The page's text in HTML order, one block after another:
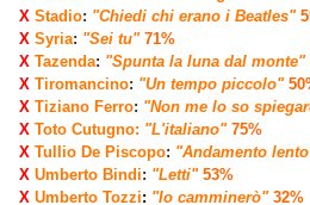
X Stadio: "Chiedi chi erano i Beatles"
X Syria: "Sei tu"71%
X Tazenda: "Spunta la luna dal monte"
X Tiromancino: "Un tempo piccolo"
X Tiziano Ferro: "Non me lo so
X Toto Cutugno: "L'italiano"75%
X Tullio De Piscopo: "Andamento
X Umberto Bindi: "Letti"53%
X Umberto Tozzi: "Io camminerò" 32%